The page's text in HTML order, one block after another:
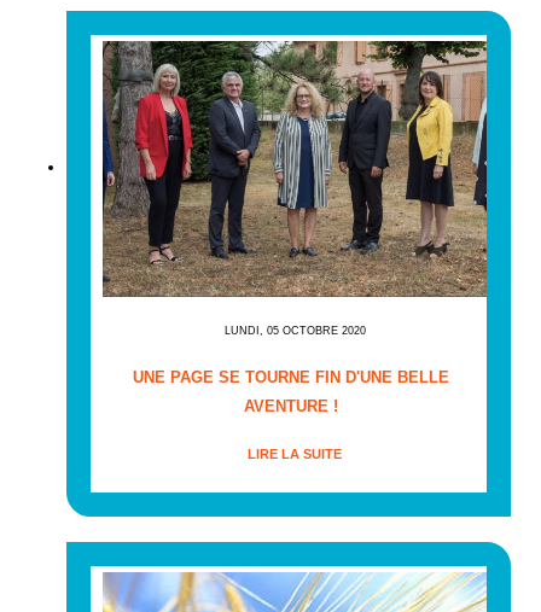
LUNDI, 05 OCTOBRE 2020
UNE PAGE SE TOURNE FIN D'UNE BELLE
AVENTURE !
LIRE LA SUITE